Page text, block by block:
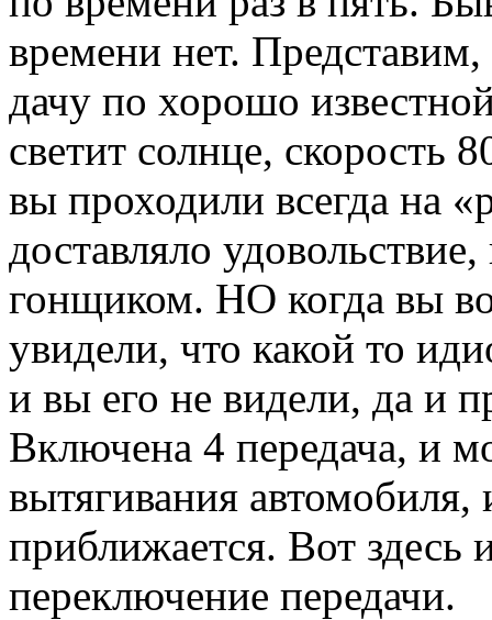
времени нет. Представим,
дачу по хорошо
светит солнце, скорость
вы проходили всегда на
доставляло
гонщиком. НО когда вы
увидели, что какой то
и вы его не видели, да и
Включена 4 передача, и
вытягивания
приближается. Вот здесь
переключение передачи.